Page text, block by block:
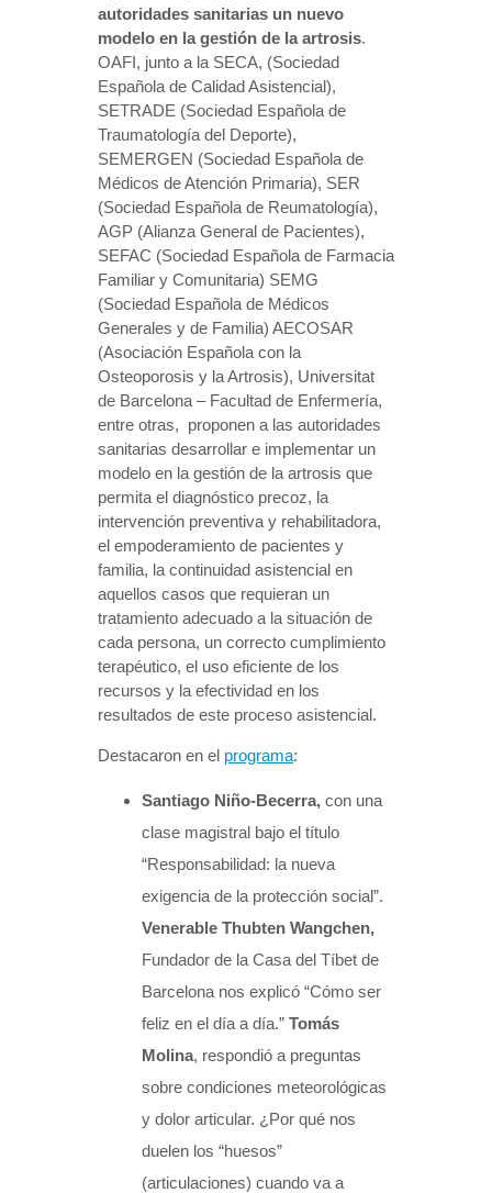
autoridades sanitarias un nuevo
modelo en la gestión de la artrosis.
OAFI, junto a la SECA, (Sociedad
Española de Calidad Asistencial),
SETRADE (Sociedad Española de
Traumatología del Deporte),
SEMERGEN (Sociedad Española de
Médicos de Atención Primaria), SER
(Sociedad Española de Reumatología),
AGP (Alianza General de Pacientes),
SEFAC (Sociedad Española de Farmacia
Familiar y Comunitaria) SEMG
(Sociedad Española de Médicos
Generales y de Familia) AECOSAR
(Asociación Española con la
Osteoporosis y la Artrosis), Universitat
de Barcelona – Facultad de Enfermería,
entre otras, proponen a las autoridades
sanitarias desarrollar e implementar un
modelo en la gestión de la artrosis que
permita el diagnóstico precoz, la
intervención preventiva y rehabilitadora,
el empoderamiento de pacientes y
familia, la continuidad asistencial en
aquellos casos que requieran un
tratamiento adecuado a la situación de
cada persona, un correcto cumplimiento
terapéutico, el uso eficiente de los
recursos y la efectividad en los
resultados de este proceso asistencial.
Destacaron en el programa:
Santiago Niño-Becerra, con una
clase magistral bajo el título
“Responsabilidad: la nueva
exigencia de la protección social”.
Venerable Thubten Wangchen,
Fundador de la Casa del Tíbet de
Barcelona nos explicó “Cómo ser
feliz en el día a día.” Tomás
Molina, respondió a preguntas
sobre condiciones meteorológicas
y dolor articular. ¿Por qué nos
duelen los “huesos”
(articulaciones) cuando va a